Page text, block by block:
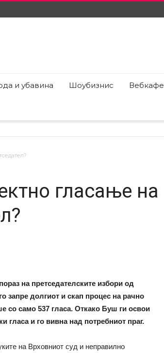
и убавина Шоубизнис Вебкафе
гласање на
на претседателските избори од
запре долгиот и скап процес на рачно
со само 537 гласа. Откако Буш ги освои
гласа и го вивна над потребниот праг.
на Врховниот суд и неправилно